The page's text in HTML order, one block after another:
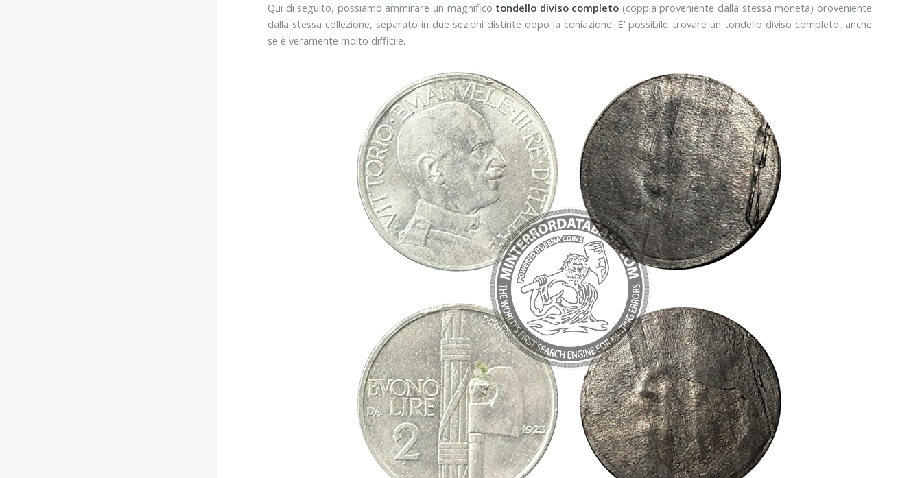
Qui di seguito, possiamo ammirare un magnifico tondello diviso completo (coppia proveniente dalla stessa moneta) proveniente
dalla stessa collezione, separato in due sezioni distinte dopo la coniazione. E’ possibile trovare un tondello diviso completo, anche
se è veramente molto difficile.